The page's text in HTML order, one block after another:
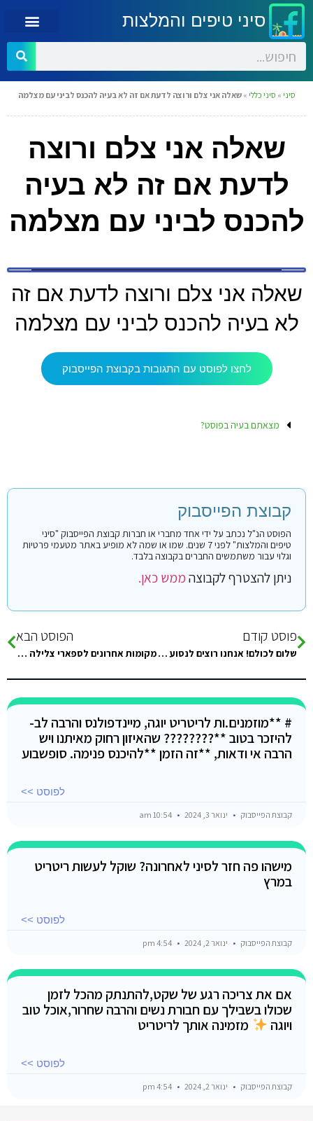
סיני טיפים והמלצות
סיני » סיני כללי »שאלה אני צלם ורוצה לדעת אם זה לא בעיה להכנס לביני עם מצלמה
שאלה אני צלם ורוצה
לדעת אם זה לא בעיה
להכנס לביני עם מצלמה
שאלה אני צלם ורוצה לדעת אם זה
לא בעיה להכנס לביני עם מצלמה
לחצו לפוסט עם התגובות בקבוצת הפייסבוק
מצאתם בעיה בפוסט?
קבוצת הפייסבוק
הפוסט הנ"ל נכתב על ידי אחד מחברי או חברות קבוצת הפייסבוק "סיני
טיפים והמלצות" לפני 7 שנים. שמו או שמה לא מופיע באתר מטעמי פרטיות
וגלוי עבור משתמשים החברים בקבוצה בלבד.
ניתן להצטרף לקבוצהממש כאן.
פוסט קודם
שלום לכולם! אנחנו רוצים לנסוע פעם ראשונה לסיני ויש לי שאלה- אם הולכים לאחד המלונות שעל הגבול בטאבה, אי אפשר…
הפוסט הבא
מקומות אחרונים לספארי צלילה חברתי בדהב בשבועות…
# **מוזמנים.ות לריטריט יוגה, מיינדפולנס והרבה לב-
להיזכר בטוב **???????? שהאיזון רחוק מאיתנו ויש
הרבה אי ודאות, **זה הזמן **להיכנס פנימה. סופשבוע
לפוסט >>
קבוצת הפייסבוק ינואר 3, 2024
מישהו פה חזר לסיני לאחרונה? שוקל לעשות ריטריט
במרץ
לפוסט >>
קבוצת הפייסבוק ינואר 2, 2024
אם את צריכה רגע של שקט,להתנתק מהכל לזמן
שכולו בשבילך עם חבורת נשים והרבה שחרור,אוכל טוב
ויוגה
מזמינה אותך לריטריט
לפוסט >>
קבוצת הפייסבוק ינואר 2, 2024